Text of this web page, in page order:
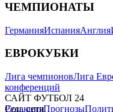
ЧЕМПИОНАТЫ
ГерманияИспанияАнглия
ЕВРОКУБКИ
Лига чемпионовЛига
конференций
САЙТ ФУТБОЛ 24
РедакцияПрогнозы
Соц. сети